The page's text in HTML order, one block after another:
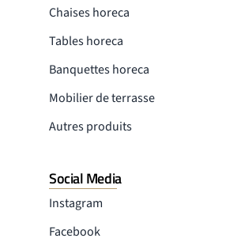
Chaises horeca
Tables horeca
Banquettes horeca
Mobilier de terrasse
Autres produits
Social Media
Instagram
Facebook